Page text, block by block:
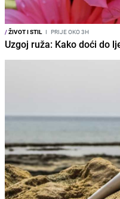
/ŽIVOT I STIL I PRIJE OKO 3H
Uzgoj ruža: Kako doći do